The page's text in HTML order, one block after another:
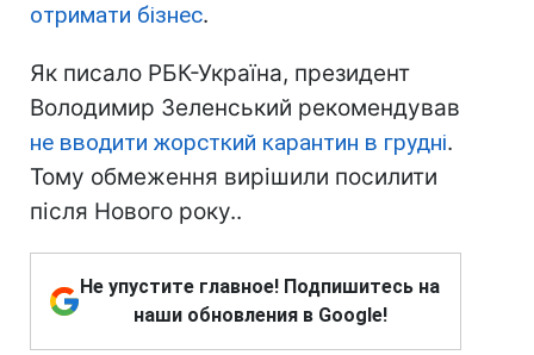
отримати бізнес.
Як писало РБК-Україна, президент
Володимир Зеленський рекомендував
не вводити жорсткий карантин в грудні.
Тому обмеження вирішили посилити
після Нового року..
Не упустите главное! Подпишитесь на
наши обновления в Google!